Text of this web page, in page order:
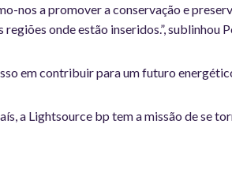
nos a promover a conservação e
onde estão inseridos.”, sublinhou
em contribuir para um futuro
a Lightsource bp tem a missão de se